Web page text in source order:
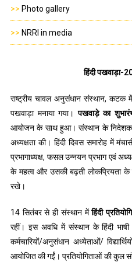
>> Photo gallery
>> NRRI in media
हिंदीपखवाड़ा-
राष्ट्रीय चावल अनुसंधान संस्थान, कटक
पखवाड़ा मनाया गया।पखवाड़े का
आयोजन के साथ हुआ। संस्थान के निदेशक
अध्यक्षता की। हिंदी दिवस समारोह में
प्रभागाध्यक्ष, फसल उन्नयन प्रभाग एवं
के महत्व और उसकी बढ़ती लोकप्रियता
रखे।
14 सितंबर से ही संस्थान मेंहिंदी
रहीं। इस अवधि में संस्थान के हिंदी भाषी
कर्मचारियों/अनुसंधान अध्येताओं/
आयोजित की गईं। प्रतियोगिताओं की कुल